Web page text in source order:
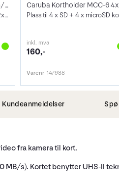
Caruba Kortholder MCC-7 m/USB3 Kortleser
7x SD, 16x mSD, 2x microSIM, 2x nanoSIM Plass til 4 x SD + 4 x microSD
inkl. mva
160,-
Varenr 147988
Kundeanmeldelser
fra kamera til kort.
s). Kortet benytter UHS-II